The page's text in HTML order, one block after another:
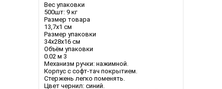
Вес упаковки
500шт: 9 кг
Размер товара
13,7x1 см
Размер упаковки
34x28x16 см
Объём упаковки
0.02 м 3
Механизм ручки: нажимной.
Корпус с софт-тач покрытием.
Стержень легко поменять.
Цвет чернил: синий.